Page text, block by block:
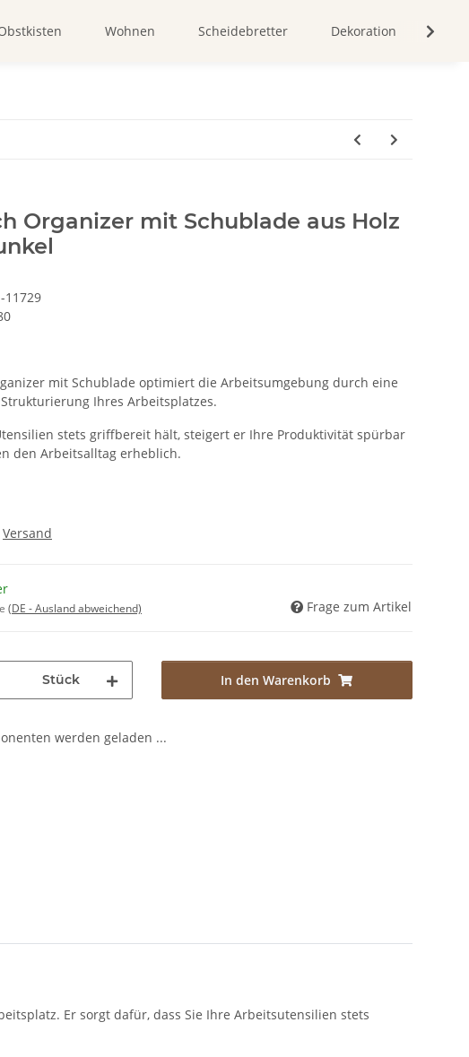
Wohnen Scheidebretter Dekoration
Organizer mit Schublade aus Holz
11729
mit Schublade optimiert die Arbeitsumgebung durch eine
Ihres Arbeitsplatzes.
stets griffbereit hält, steigert er Ihre Produktivität spürbar
den Arbeitsalltag erheblich.
Versand
(DE - Ausland abweichend) Frage zum Artikel
Stück In den Warenkorb
werden geladen ...
Er sorgt dafür, dass Sie Ihre Arbeitsutensilien stets